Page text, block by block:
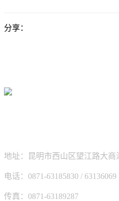
分享：
地址：昆明市西山区望江路大商
电话：0871-63185830 / 63136069
传真：0871-63189287